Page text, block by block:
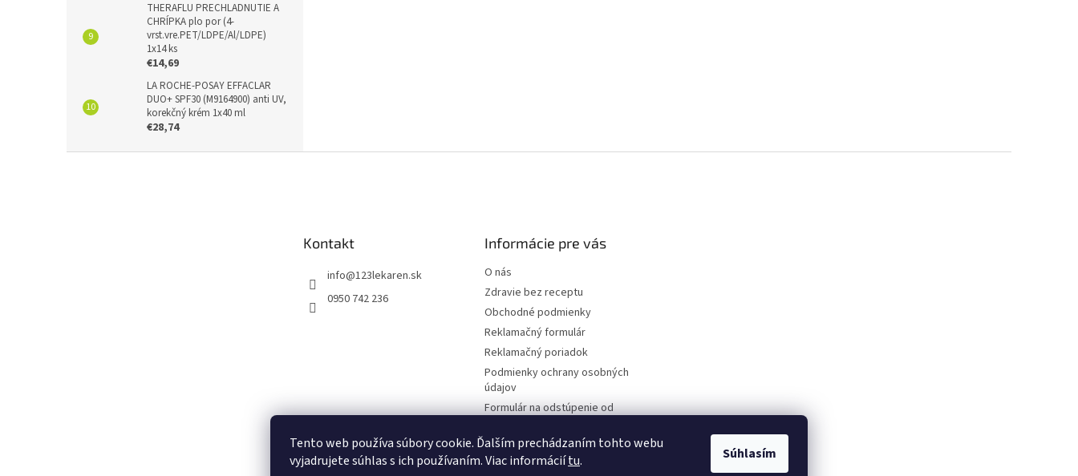
Tento web používa súbory cookie. Ďalším prechádzaním tohto webu
vyjadrujete súhlas s ich používaním. Viac informáciítu. Súhlasím
THERAFLU PRECHLADNUTIE A
CHRÍPKA plo por (4-
vrst.vre.PET/LDPE/Al/LDPE)
1x14 ks
€14,69
LA ROCHE-POSAY EFFACLAR
DUO+ SPF30 (M9164900) anti UV,
korekčný krém 1x40 ml
€28,74
Kontakt
info@123lekaren.sk
0950 742 236
Informácie pre vás
O nás
Zdravie bez receptu
Obchodné podmienky
Reklamačný formulár
Reklamačný poriadok
Podmienky ochrany osobných
údajov
Formulár na odstúpenie od
Online odstúpenie od zmluvy